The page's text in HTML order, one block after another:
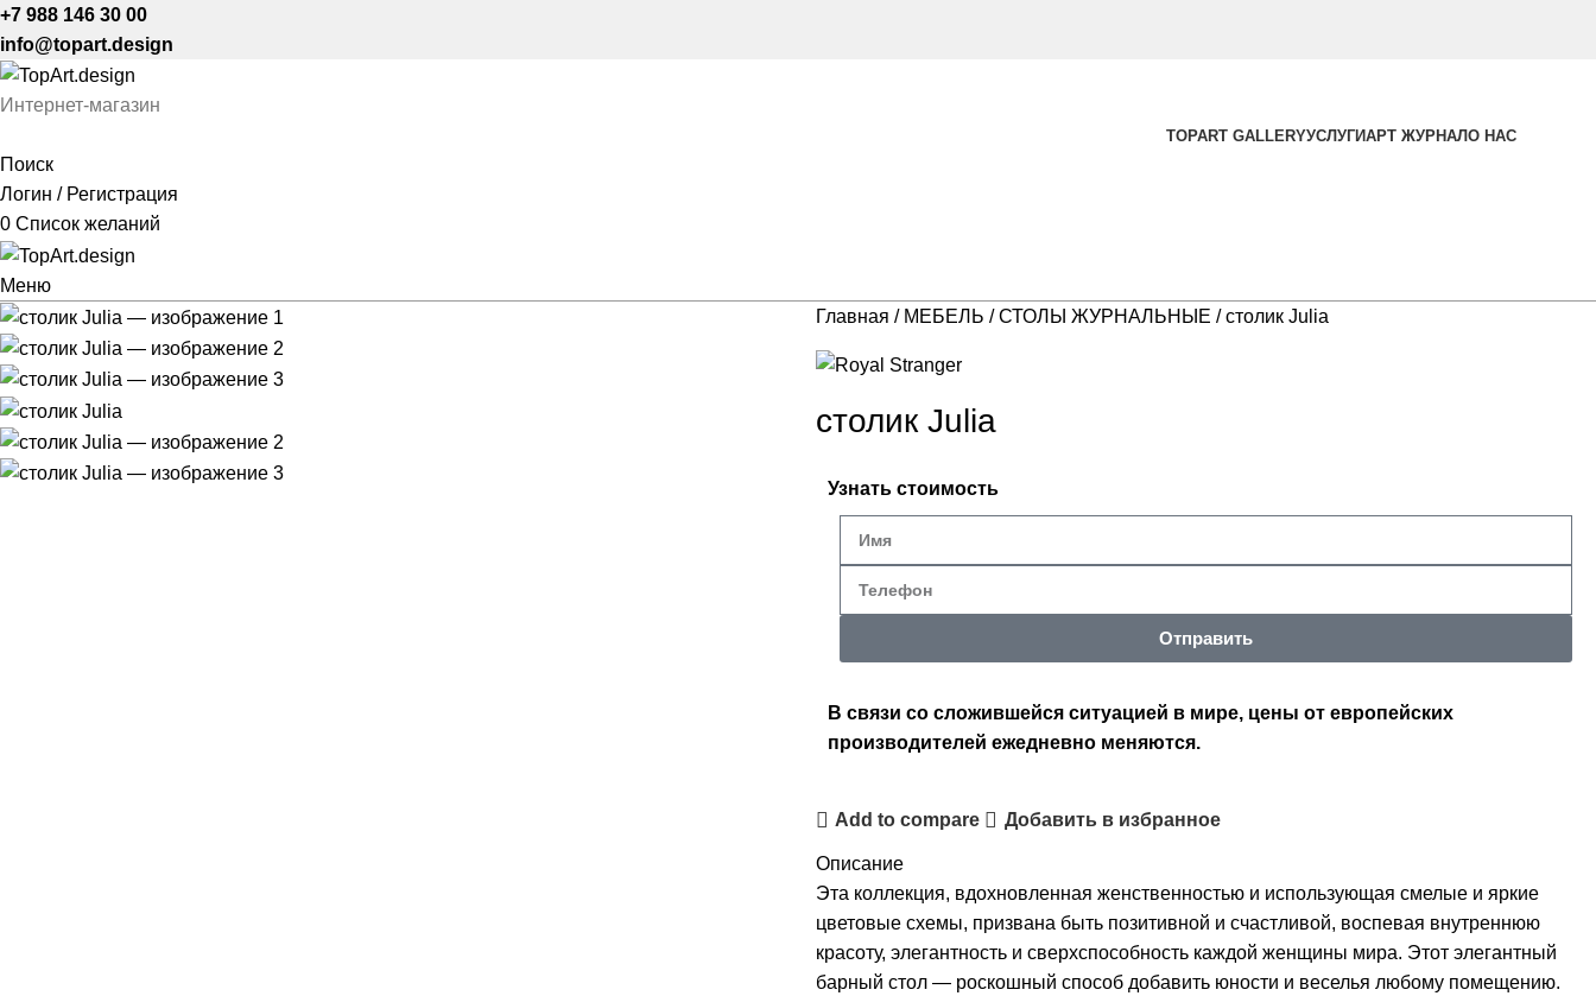
+7 988 146 30 00
info@topart.design
Интернет-магазин
TOPART GALLERYУСЛУГИАРТ ЖУРНАЛО НАС
Поиск
Логин / Регистрация
0 Список желаний
Меню
Главная
МЕБЕЛЬ СТОЛЫ ЖУРНАЛЬНЫЕ столик Julia
столик Julia
Узнать стоимость
Отправить
В связи со сложившейся ситуацией в мире, цены от европейских
производителей ежедневно меняются.
Add to compare Добавить в избранное
Описание
Эта коллекция, вдохновленная женственностью и использующая смелые и яркие
цветовые схемы, призвана быть позитивной и счастливой, воспевая внутреннюю
красоту, элегантность и сверхспособность каждой женщины мира. Этот элегантный
барный стол — роскошный способ добавить юности и веселья любому помещению.